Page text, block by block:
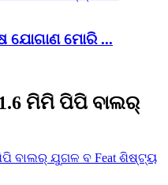
ଯୋଗାଣ ମୋରି ...
ମିମି ପିପି ବାଲର୍